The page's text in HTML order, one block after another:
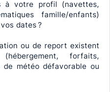
à votre profil (navettes,
famille/enfants)
dates ?
ou de report existent
forfaits,
météo défavorable ou